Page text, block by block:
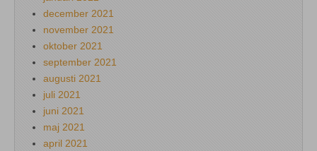
december 2021
november 2021
oktober 2021
september 2021
augusti 2021
juli 2021
juni 2021
maj 2021
april 2021